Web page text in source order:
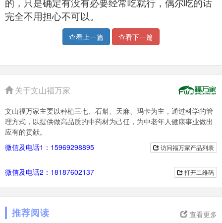
的，只是确定有没有必要经常吃就行，偶尔吃的话
完全不用担心不可以。
查看上一篇 查看下一篇
关于文山福万家
文山福万家主要以种植三七、石斛、天麻、玛卡为主，通过科学的管
理方式，以提供做高品质的中药材为己任，为中老年人健康事业做出
应有的贡献。
访问福万家产品列表
微信及电话1：15969298895
打开二维码
微信及电话2：18187602137
查看更多
推荐阅读